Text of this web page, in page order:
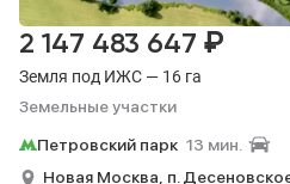
Земля под ИЖС — 16 га
Земельные участки
2 147 483 647 ₽
Петровский парк 13 мин.
Новая Москва, п.